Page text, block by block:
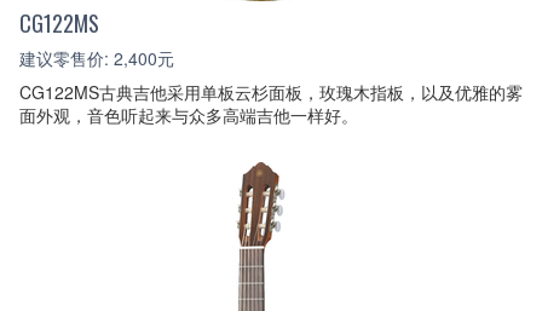
CG122MS
建议零售价: 2,400元
CG122MS古典吉他采用单板云杉面板，玫瑰木指板，以及优雅的雾
面外观，音色听起来与众多高端吉他一样好。